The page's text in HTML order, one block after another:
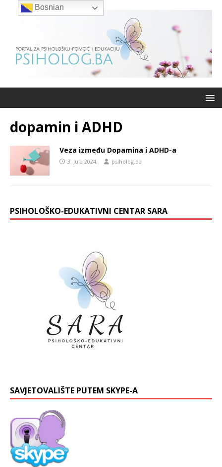
dopamin i ADHD
Veza između Dopamina i ADHD-a
3. Jula 2024. psiholog.ba
PSIHOLOŠKO-EDUKATIVNI CENTAR SARA
SAVJETOVALIŠTE PUTEM SKYPE-A
Bosnian